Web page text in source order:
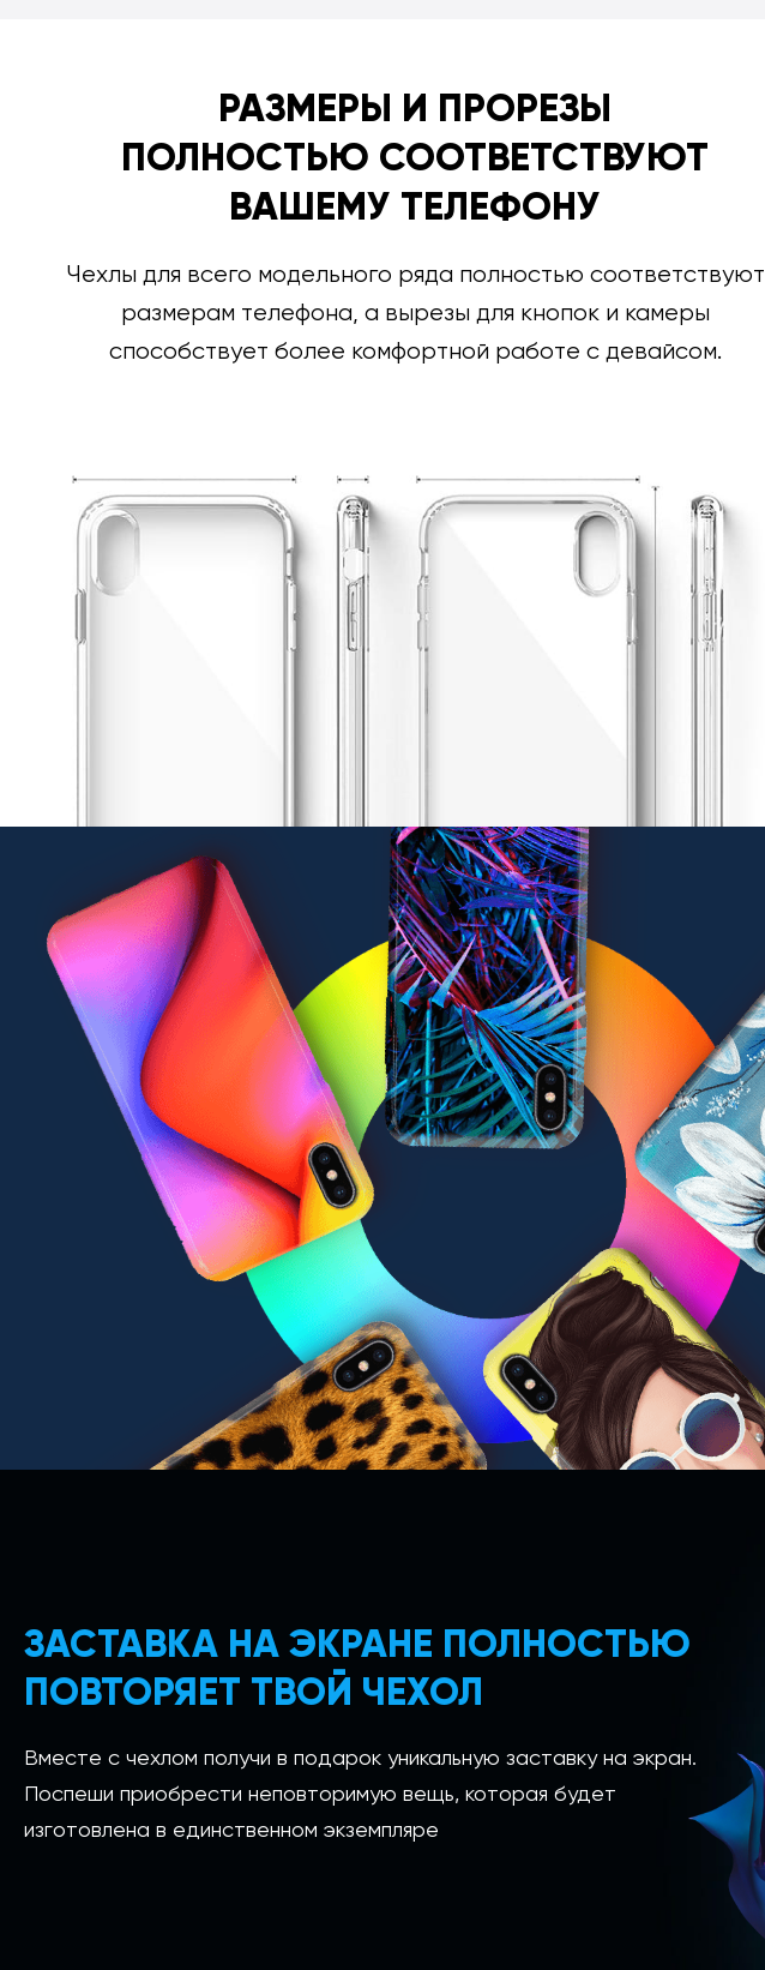
РАЗМЕРЫ И ПРОРЕЗЫ
ПОЛНОСТЬЮ СООТВЕТСТВУЮТ
ВАШЕМУ ТЕЛЕФОНУ
Чехлы для всего модельного ряда полностью соответствуют
размерам телефона, а вырезы для кнопок и камеры
способствует более комфортной работе с девайсом.
ЗАСТАВКА НА ЭКРАНЕ ПОЛНОСТЬЮ
ПОВТОРЯЕТ ТВОЙ ЧЕХОЛ
Вместе с чехлом получи в подарок уникальную заставку на экран.
Поспеши приобрести неповторимую вещь, которая будет
изготовлена в единственном экземпляре